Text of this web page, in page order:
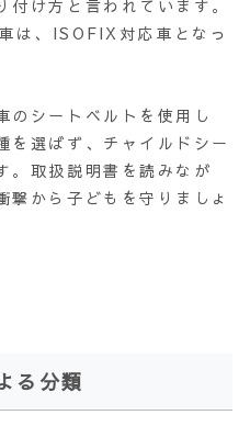
け方と言われています。
は、ISOFIX対応車となっ
のシートベルトを使用し
を選ばず、チャイルドシー
。取扱説明書を読みなが
撃から子どもを守りましょ
る分類